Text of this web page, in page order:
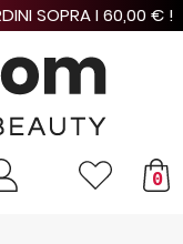
SOPRA I 60,00 € !
0